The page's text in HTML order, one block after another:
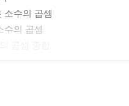
소수의 곱셈
수의 곱셈
-평균